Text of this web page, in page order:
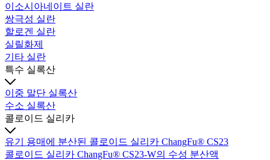
이소시아네이트 실란
쌍극성 실란
할로겐 실란
실릴화제
기타 실란
특수 실록산
이중 말단 실록산
수소 실록산
콜로이드 실리카
유기 용매에 분산된 콜로이드 실리카 ChangFu® CS23
콜로이드 실리카 ChangFu® CS23-W의 수성 분산액